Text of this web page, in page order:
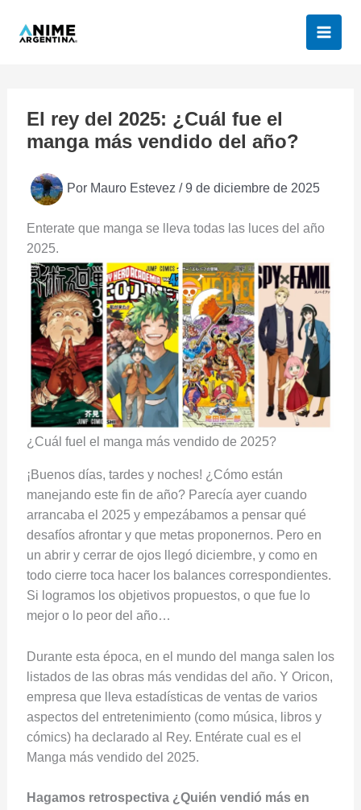
El rey del 2025: ¿Cuál fue el
manga más vendido del año?
Por Mauro Estevez /9 de diciembre de 2025
Enterate que manga se lleva todas las luces del año
2025.
¿Cuál fuel el manga más vendido de 2025?
¡Buenos días, tardes y noches! ¿Cómo están
manejando este fin de año? Parecía ayer cuando
arrancaba el 2025 y empezábamos a pensar qué
desafíos afrontar y que metas proponernos. Pero en
un abrir y cerrar de ojos llegó diciembre, y como en
todo cierre toca hacer los balances correspondientes.
Si logramos los objetivos propuestos, o que fue lo
mejor o lo peor del año…
Durante esta época, en el mundo del manga salen los
listados de las obras más vendidas del año. Y Oricon,
empresa que lleva estadísticas de ventas de varios
aspectos del entretenimiento (como música, libros y
cómics) ha declarado al Rey. Entérate cual es el
Manga más vendido del 2025.
Hagamos retrospectiva ¿Quién vendió más en